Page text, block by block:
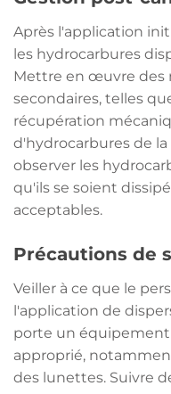
Après l'application
les hydrocarbures
Mettre en œuvre des
secondaires, telles
récupération
d'hydrocarbures de la
observer les
qu'ils se soient
acceptables.
Précautions de
Veiller à ce que le
l'application de
porte un
approprié,
des lunettes. Suivre